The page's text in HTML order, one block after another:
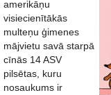
amerikāņu
visiecienītākās
multeņu ģimenes
mājvietu savā starpā
cīnās 14 ASV
pilsētas, kuru
nosaukums ir